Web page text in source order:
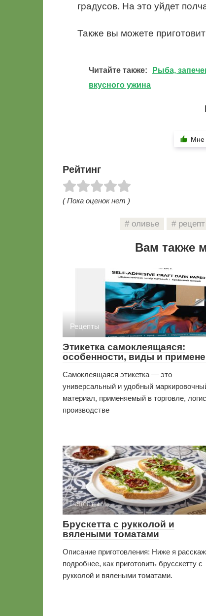
градусов. На это уйдет
Также вы можете
Читайте также:
Рыба,
вкусного ужина
Мне
Рейтинг
( Пока оценок нет )
оливье рецепт
Вам также
Рецепты
Этикетка самоклеящаяся:
особенности, виды и
Самоклеящаяся этикетка — это
универсальный и удобный
материал, применяемый в торговле,
производстве
Рецепты
Брускетта с рукколой и
вялеными томатами
Описание приготовления: Ниже я
подробнее, как приготовить брусскетту с
рукколой и вялеными томатами.